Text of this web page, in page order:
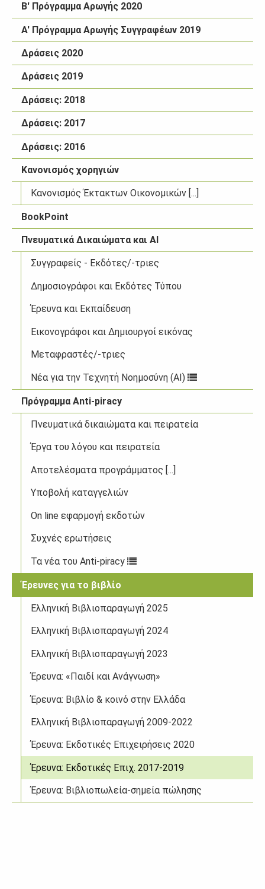
Β' Πρόγραμμα Αρωγής 2020
Α' Πρόγραμμα Αρωγής Συγγραφέων 2019
Δράσεις 2020
Δράσεις 2019
Δράσεις: 2018
Δράσεις: 2017
Δράσεις: 2016
Κανονισμός χορηγιών
Κανονισμός Έκτακτων Οικονομικών [...]
BookPoint
Πνευματικά Δικαιώματα και AI
Συγγραφείς - Εκδότες/-τριες
Δημοσιογράφοι και Εκδότες Τύπου
Έρευνα και Εκπαίδευση
Εικονογράφοι και Δημιουργοί εικόνας
Μεταφραστές/-τριες
Νέα για την Τεχνητή Νοημοσύνη (AI)
Πρόγραμμα Anti-piracy
Πνευματικά δικαιώματα και πειρατεία
Έργα του λόγου και πειρατεία
Αποτελέσματα προγράμματος [...]
Υποβολή καταγγελιών
On line εφαρμογή εκδοτών
Συχνές ερωτήσεις
Τα νέα του Anti-piracy
Έρευνες για το βιβλίο
Ελληνική Βιβλιοπαραγωγή 2025
Ελληνική Βιβλιοπαραγωγή 2024
Ελληνική Βιβλιοπαραγωγή 2023
Έρευνα: «Παιδί και Ανάγνωση»
Έρευνα: Βιβλίο & κοινό στην Ελλάδα
Ελληνική Βιβλιοπαραγωγή 2009-2022
Έρευνα: Εκδοτικές Επιχειρήσεις 2020
Έρευνα: Εκδοτικές Επιχ. 2017-2019
Έρευνα: Βιβλιοπωλεία-σημεία πώλησης